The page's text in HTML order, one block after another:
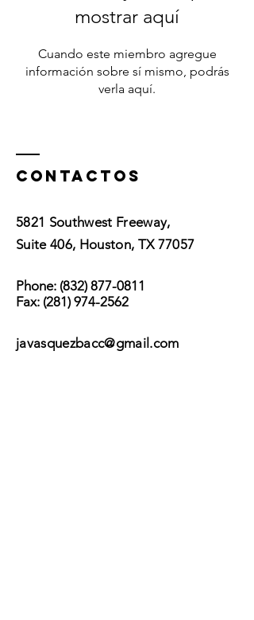
mostrar aquí
Cuando este miembro agregue
información sobre sí mismo, podrás
verla aquí.
Contactos
5821 Southwest Freeway,
Suite 406, Houston, TX 77057
Phone: (832) 877-0811
Fax: (281) 974-2562
javasquezbacc@gmail.com